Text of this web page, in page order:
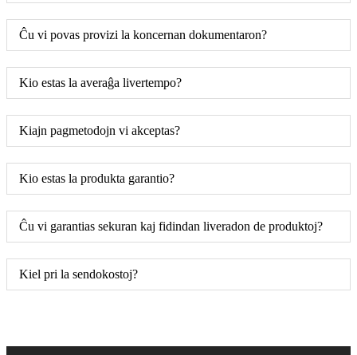
Ĉu vi povas provizi la koncernan dokumentaron?
Kio estas la averaĝa livertempo?
Kiajn pagmetodojn vi akceptas?
Kio estas la produkta garantio?
Ĉu vi garantias sekuran kaj fidindan liveradon de produktoj?
Kiel pri la sendokostoj?